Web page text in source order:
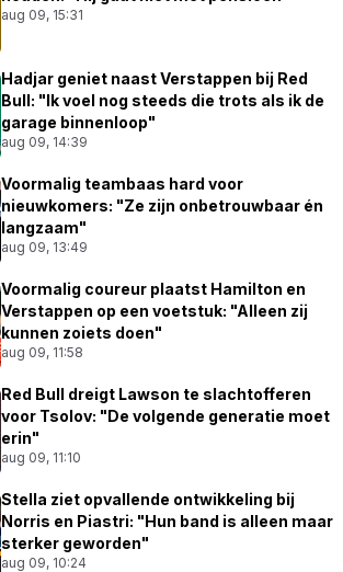
aug 09, 15:31
Hadjar geniet naast Verstappen bij Red
Bull: "Ik voel nog steeds die trots als ik de
garage binnenloop"
aug 09, 14:39
Voormalig teambaas hard voor
nieuwkomers: "Ze zijn onbetrouwbaar én
langzaam"
aug 09, 13:49
Voormalig coureur plaatst Hamilton en
Verstappen op een voetstuk: "Alleen zij
kunnen zoiets doen"
aug 09, 11:58
Red Bull dreigt Lawson te slachtofferen
voor Tsolov: "De volgende generatie moet
erin"
aug 09, 11:10
Stella ziet opvallende ontwikkeling bij
Norris en Piastri: "Hun band is alleen maar
sterker geworden"
aug 09, 10:24